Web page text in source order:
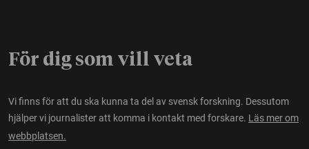
För dig som vill veta
Vi finns för att du ska kunna ta del av svensk forskning. Dessutom
hjälper vi journalister att komma i kontakt med forskare. Läs mer om
webbplatsen.